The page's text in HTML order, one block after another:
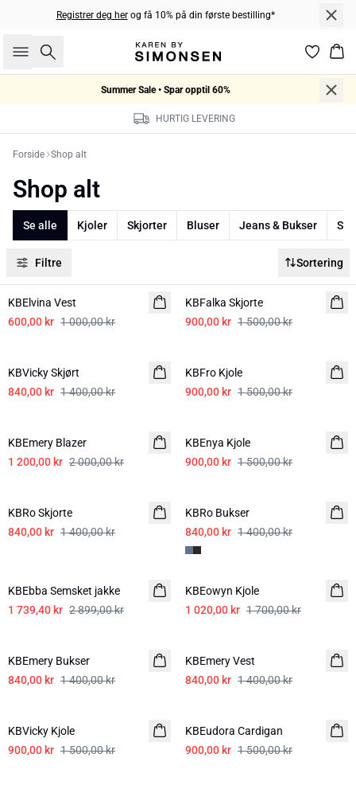
Registrer deg herog få 10% på din første bestilling*
Søk
Summer Sale • Spar opptil 60%
HURTIG LEVERING
Forside Shop alt
Shop alt
Se alle Kjoler Skjorter Bluser Jeans & Bukser
Filtre Sortering
-40%
KBElvina Vest
600,00 kr 1 000,00 kr
KBFalka Skjorte
900,00 kr 1 500,00 kr
KBVicky Skjørt
840,00 kr 1 400,00 kr
KBFro Kjole
900,00 kr 1 500,00 kr
KBEmery Blazer
1 200,00 kr 2 000,00 kr
KBEnya Kjole
900,00 kr 1 500,00 kr
KBRo Skjorte
840,00 kr 1 400,00 kr
KBRo Bukser
840,00 kr 1 400,00 kr
KBEbba Semsket jakke
1 739,40 kr 2 899,00 kr
-40%
KBEowyn Kjole
1 020,00 kr 1 700,00 kr
KBEmery Bukser
840,00 kr 1 400,00 kr
KBEmery Vest
840,00 kr 1 400,00 kr
KBVicky Kjole
900,00 kr 1 500,00 kr
KBEudora Cardigan
900,00 kr 1 500,00 kr